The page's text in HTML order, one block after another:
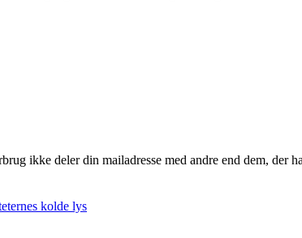
ikke deler din mailadresse med andre end dem, der
kolde lys